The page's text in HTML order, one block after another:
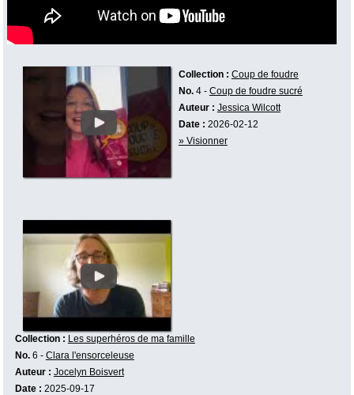
Collection : Coup de foudre
No.4 - Coup de foudre sucré
Auteur : Jessica Wilcott
Date : 2026-02-12
» Visionner
Collection : Les superhéros de ma famille
No.6 - Clara l'ensorceleuse
Auteur : Jocelyn Boisvert
Date : 2025-09-17